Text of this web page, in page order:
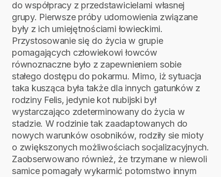
do współpracy z przedstawicielami własnej
grupy. Pierwsze próby udomowienia związane
były z ich umiejętnościami łowieckimi.
Przystosowanie się do życia w grupie
pomagających człowiekowi łowców
równoznaczne było z zapewnieniem sobie
stałego dostępu do pokarmu. Mimo, iż sytuacja
taka kusząca była także dla innych gatunków z
rodziny Felis, jedynie kot nubijski był
wystarczająco zdeterminowany do życia w
stadzie. W rodzinie tak zaadaptowanych do
nowych warunków osobników, rodziły sie mioty
o zwiększonych możliwościach socjalizacyjnych.
Zaobserwowano również, że trzymane w niewoli
samice pomagały wykarmić potomstwo innym